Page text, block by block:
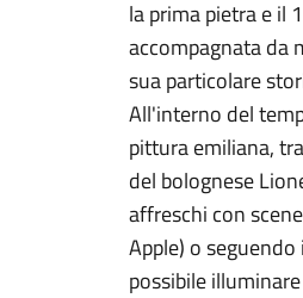
la prima pietra e il
accompagnata da
sua particolare
All'interno del
pittura emiliana,
del bolognese
affreschi con
Apple) o
possibile